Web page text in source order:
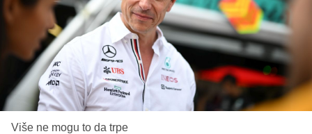
Više ne mogu to da trpe